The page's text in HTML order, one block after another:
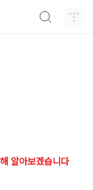
알아보겠습니다